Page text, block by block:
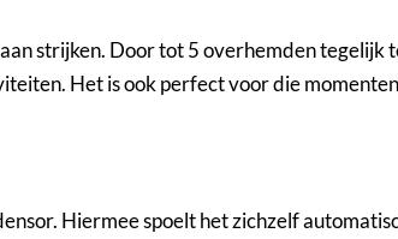
strijken. Door tot 5 overhemden
Het is ook perfect voor die
Hiermee spoelt het zichzelf